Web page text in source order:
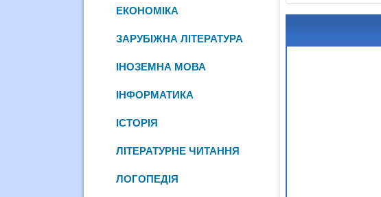
ЕКОНОМІКА
ЗАРУБІЖНА ЛІТЕРАТУРА
ІНОЗЕМНА МОВА
ІНФОРМАТИКА
ІСТОРІЯ
ЛІТЕРАТУРНЕ ЧИТАННЯ
ЛОГОПЕДІЯ